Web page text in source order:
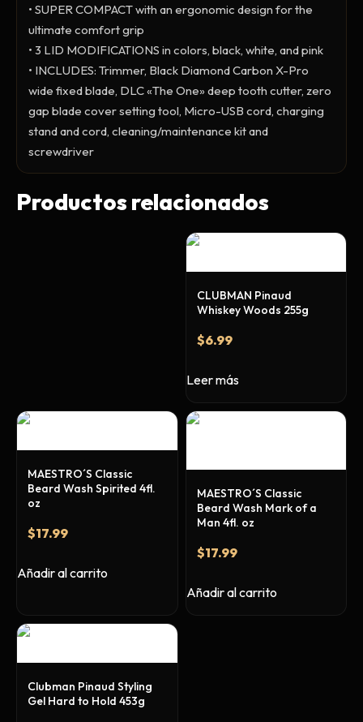
Removedor de Callos
Cremas y Scrubs
Otros
Equipos y Más
• SUPER COMPACT with an ergonomic design for the
ultimate comfort grip
• 3 LID MODIFICATIONS in colors, black, white, and pink
• INCLUDES: Trimmer, Black Diamond Carbon X-Pro
wide fixed blade, DLC «The One» deep tooth cutter, zero
gap blade cover setting tool, Micro-USB cord, charging
stand and cord, cleaning/maintenance kit and
screwdriver
Productos relacionados
CLUBMAN Pinaud
Whiskey Woods 255g
$6.99
Leer más
MAESTRO´S Classic
Beard Wash Spirited 4fl.
oz
$17.99
Añadir al carrito
MAESTRO´S Classic
Beard Wash Mark of a
Man 4fl. oz
$17.99
Añadir al carrito
Clubman Pinaud Styling
Gel Hard to Hold 453g